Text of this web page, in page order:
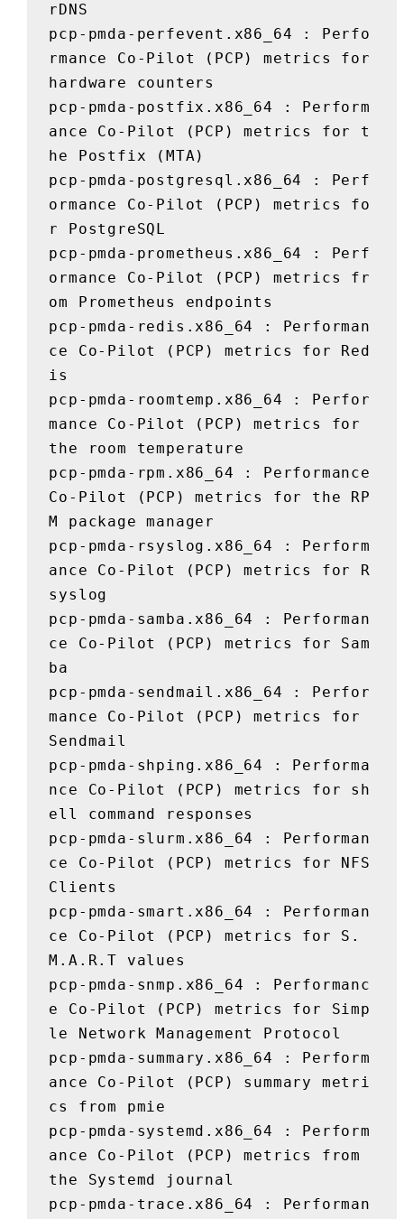
rDNS
pcp-pmda-perfevent.x86_64 : Perfo
rmance Co-Pilot (PCP) metrics for
hardware counters
pcp-pmda-postfix.x86_64 : Perform
ance Co-Pilot (PCP) metrics for t
he Postfix (MTA)
pcp-pmda-postgresql.x86_64 : Perf
ormance Co-Pilot (PCP) metrics fo
r PostgreSQL
pcp-pmda-prometheus.x86_64 : Perf
ormance Co-Pilot (PCP) metrics fr
om Prometheus endpoints
pcp-pmda-redis.x86_64 : Performan
ce Co-Pilot (PCP) metrics for Red
is
pcp-pmda-roomtemp.x86_64 : Perfor
mance Co-Pilot (PCP) metrics for
the room temperature
pcp-pmda-rpm.x86_64 : Performance
Co-Pilot (PCP) metrics for the RP
M package manager
pcp-pmda-rsyslog.x86_64 : Perform
ance Co-Pilot (PCP) metrics for R
syslog
pcp-pmda-samba.x86_64 : Performan
ce Co-Pilot (PCP) metrics for Sam
ba
pcp-pmda-sendmail.x86_64 : Perfor
mance Co-Pilot (PCP) metrics for
Sendmail
pcp-pmda-shping.x86_64 : Performa
nce Co-Pilot (PCP) metrics for sh
ell command responses
pcp-pmda-slurm.x86_64 : Performan
ce Co-Pilot (PCP) metrics for NFS
Clients
pcp-pmda-smart.x86_64 : Performan
ce Co-Pilot (PCP) metrics for S.
M.A.R.T values
pcp-pmda-snmp.x86_64 : Performanc
e Co-Pilot (PCP) metrics for Simp
le Network Management Protocol
pcp-pmda-summary.x86_64 : Perform
ance Co-Pilot (PCP) summary metri
cs from pmie
pcp-pmda-systemd.x86_64 : Perform
ance Co-Pilot (PCP) metrics from
the Systemd journal
pcp-pmda-trace.x86_64 : Performan